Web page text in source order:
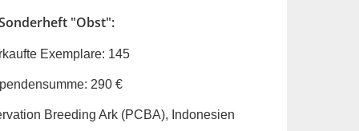
"Obst":
Exemplare: 145
290 €
Breeding Ark (PCBA), Indonesien